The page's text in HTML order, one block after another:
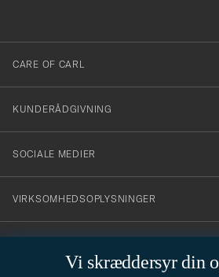
Vi skræddersyr din
dig
till
vårt
nyhetsbrev!
CARE OF CARL
KUNDERÅDGIVNING
SOCIALE MEDIER
VIRKSOMHEDSOPLYSNINGER